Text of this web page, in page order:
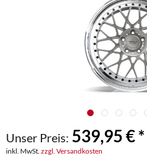
Unser Preis: 539,95 € *
inkl. MwSt. zzgl. Versandkosten